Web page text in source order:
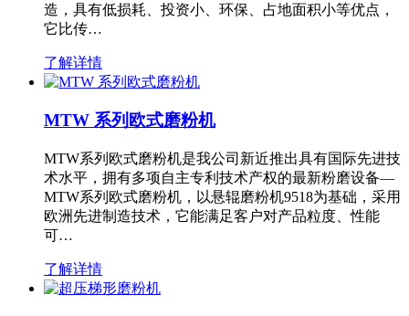
造，具有低损耗、投资小、环保、占地面积小等优点，
它比传…
了解详情
MTW 系列欧式磨粉机
MTW系列欧式磨粉机是我公司新近推出具有国际先进技
术水平，拥有多项自主专利技术产权的最新粉磨设备—
MTW系列欧式磨粉机，以悬辊磨粉机9518为基础，采用
欧洲先进制造技术，它能满足客户对产品粒度、性能
可…
了解详情